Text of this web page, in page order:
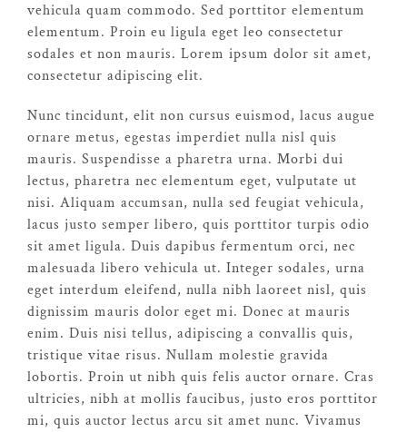
vehicula quam commodo. Sed porttitor elementum
elementum. Proin eu ligula eget leo consectetur
sodales et non mauris. Lorem ipsum dolor sit amet,
consectetur adipiscing elit.
Nunc tincidunt, elit non cursus euismod, lacus augue
ornare metus, egestas imperdiet nulla nisl quis
mauris. Suspendisse a pharetra urna. Morbi dui
lectus, pharetra nec elementum eget, vulputate ut
nisi. Aliquam accumsan, nulla sed feugiat vehicula,
lacus justo semper libero, quis porttitor turpis odio
sit amet ligula. Duis dapibus fermentum orci, nec
malesuada libero vehicula ut. Integer sodales, urna
eget interdum eleifend, nulla nibh laoreet nisl, quis
dignissim mauris dolor eget mi. Donec at mauris
enim. Duis nisi tellus, adipiscing a convallis quis,
tristique vitae risus. Nullam molestie gravida
lobortis. Proin ut nibh quis felis auctor ornare. Cras
ultricies, nibh at mollis faucibus, justo eros porttitor
mi, quis auctor lectus arcu sit amet nunc. Vivamus